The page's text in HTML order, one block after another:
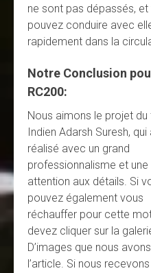
ne sont pas dépassés, et
pouvez conduire avec
rapidement dans la
Notre Conclusion
RC200:
Nous aimons le projet du
Indien Adarsh Suresh, qui
réalisé avec un grand
professionnalisme et une
attention aux détails. Si
pouvez également vous
réchauffer pour cette
devez cliquer sur la
D’images que nous
l’article. Si nous